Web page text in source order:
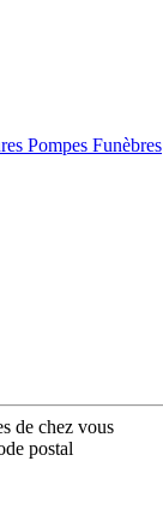
Pompes Funèbres
de chez vous
postal